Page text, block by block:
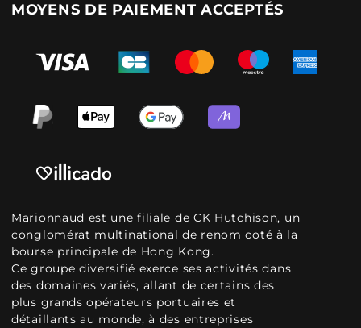
MOYENS DE PAIEMENT ACCEPTÉS
Marionnaud est une filiale de CK Hutchison, un
conglomérat multinational de renom coté à la
bourse principale de Hong Kong.
Ce groupe diversifié exerce ses activités dans
des domaines variés, allant de certains des
plus grands opérateurs portuaires et
détaillants au monde, à des entreprises